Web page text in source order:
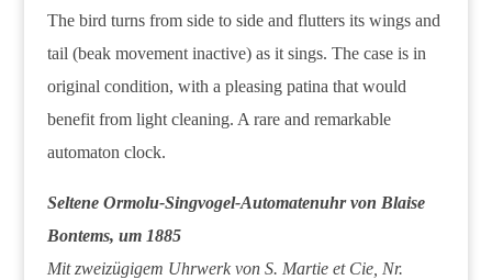
The bird turns from side to side and flutters its wings and
tail (beak movement inactive) as it sings. The case is in
original condition, with a pleasing patina that would
benefit from light cleaning. A rare and remarkable
automaton clock.
Seltene Ormolu-Singvogel-Automatenuhr von Blaise
Bontems, um 1885
Mit zweizügigem Uhrwerk von S. Martie et Cie, Nr.